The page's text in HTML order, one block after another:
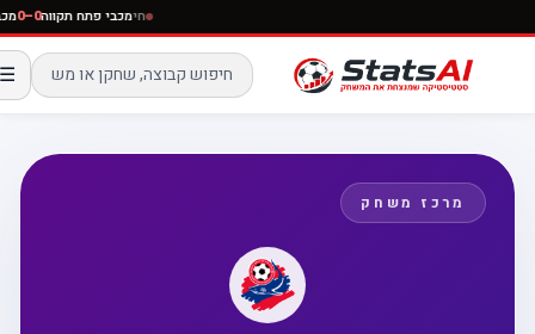
חימכבי פתח תקווה0–0
☰
מרכז משחק